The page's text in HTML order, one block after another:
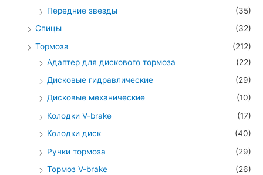
Передние звезды
(35)
Спицы
(32)
Тормоза
(212)
Адаптер для дискового тормоза
(22)
Дисковые гидравлические
(29)
Дисковые механические
(10)
Колодки V-brake
(17)
Колодки диск
(40)
Ручки тормоза
(29)
Тормоз V-brake
(26)